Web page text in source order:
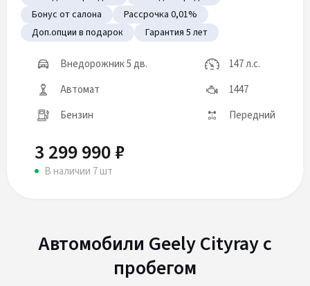
Бонус от салона
Рассрочка 0,01%
Доп.опции в подарок
Гарантия 5 лет
Внедорожник 5 дв.
147 л.с.
Автомат
1447
Бензин
Передний
3 299 990 ₽
В наличии 7 шт
Автомобили Geely Cityray с
пробегом